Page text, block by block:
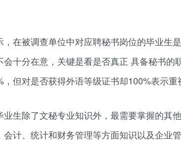
，在被调查单位中对应聘秘书岗位的毕业生
会十分在意，关键是看是否真正 具备秘书
但对是否获得外语等级证书却100%表示重
生除了文秘专业知识外，最需要掌握的其
计、统计和财务管理等方面知识以及企业